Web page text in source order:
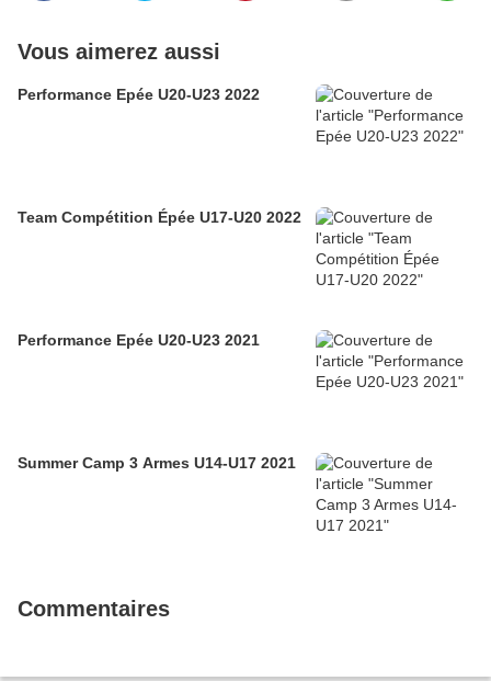
Vous aimerez aussi
Performance Epée U20-U23 2022
Team Compétition Épée U17-U20 2022
Performance Epée U20-U23 2021
Summer Camp 3 Armes U14-U17 2021
Commentaires